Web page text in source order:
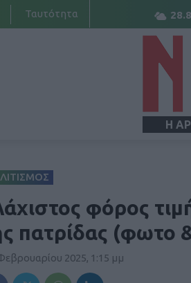
28.8
Ταυτότητα
Η
φόρος
πατρίδας (φωτο
2025, 1:15 μμ